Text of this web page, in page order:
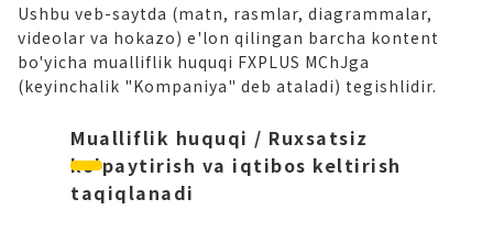
Ushbu veb-saytda (matn, rasmlar, diagrammalar,
videolar va hokazo) e'lon qilingan barcha kontent
bo'yicha mualliflik huquqi FXPLUS MChJga
(keyinchalik "Kompaniya" deb ataladi) tegishlidir.
Mualliflik huquqi / Ruxsatsiz
ko'paytirish va iqtibos keltirish
taqiqlanadi